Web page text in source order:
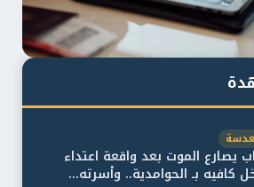
يصارع الموت بعد واقعة اعتداء
كافيه بـ الحوامدية.. وأسرته...